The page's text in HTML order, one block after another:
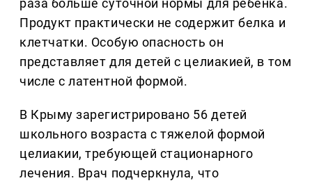
раза больше суточной нормы для ребенка.
Продукт практически не содержит белка и
клетчатки. Особую опасность он
представляет для детей с целиакией, в том
числе с латентной формой.
В Крыму зарегистрировано 56 детей
школьного возраста с тяжелой формой
целиакии, требующей стационарного
лечения. Врач подчеркнула, что